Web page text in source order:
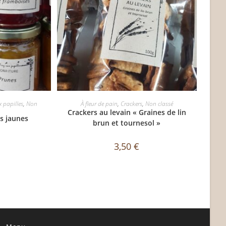
papilles, Non
jaunes
AJOUTER AU PANIER
À fleur de pain, Crackers, Non classé
Crackers au levain « Graines de lin
brun et tournesol »
3,50€